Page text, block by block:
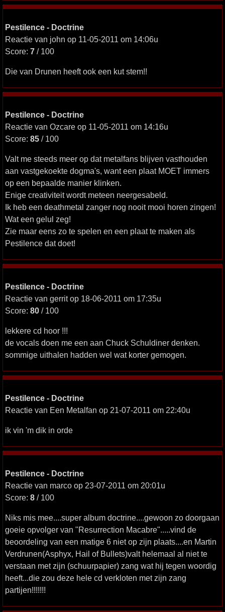
Pestilence - Doctrine
Reactie van john op 11-05-2011 om 14:06u
Score: 7 / 100
Die van Drunen heeft ook een kut stem!!
Pestilence - Doctrine
Reactie van Ozcare op 11-05-2011 om 14:16u
Score: 85 / 100
Valt me steeds meer op dat metalfans blijven vasthouden
aan vastgekoekte dogma's, want een plaat MOET immers
op een bepaalde manier klinken.
Enige creativiteit wordt meteen neergesabeld.
Ik heb een deathmetal zanger nog nooit mooi horen zingen!
Wat een gelul zeg!
Zie maar eens zo te spelen en een plaat te maken als
Pestilence dat doet!
Pestilence - Doctrine
Reactie van gerrit op 18-06-2011 om 17:35u
Score: 80 / 100
lekkere cd hoor !!!
de vocals doen me een aan Chuck Schuldiner denken.
sommige uithalen hadden wel wat korter gemogen.
Pestilence - Doctrine
Reactie van Een Metalfan op 21-07-2011 om 22:40u
ik vin 'm dik in orde
Pestilence - Doctrine
Reactie van marco op 23-07-2011 om 20:01u
Score: 8 / 100
Niks mis mee....super album doctrine....gewoon zo doorgaan
goeie opvolger van "Resurrection Macabre".....vind de
beoordeling van een matige 6 niet op zijn plaats....en Martin
Verdrunen(Asphyx, Hail of Bullets)valt helemaal al niet te
verstaan met zijn (schuurpapier) zang wat hij tegen woordig
heeft...die zou deze hele cd verkloten met zijn zang
partijen!!!!!!!